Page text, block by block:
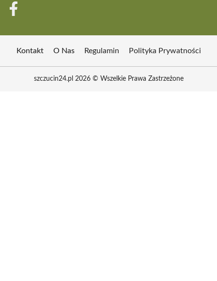
Kontakt O Nas Regulamin Polityka Prywatności
szczucin24.pl 2026 © Wszelkie Prawa Zastrzeżone